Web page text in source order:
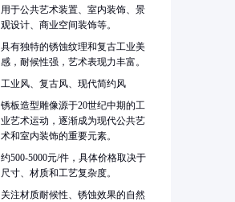
用于公共艺术装置、室内装饰、景
观设计、商业空间装饰等。
具有独特的锈蚀纹理和复古工业美
感，耐候性强，艺术表现力丰富。
工业风、复古风、现代简约风
锈板造型雕像源于20世纪中期的工
业艺术运动，逐渐成为现代公共艺
术和室内装饰的重要元素。
约500-5000元/件，具体价格取决于
尺寸、材质和工艺复杂度。
关注材质耐候性、锈蚀效果的自然